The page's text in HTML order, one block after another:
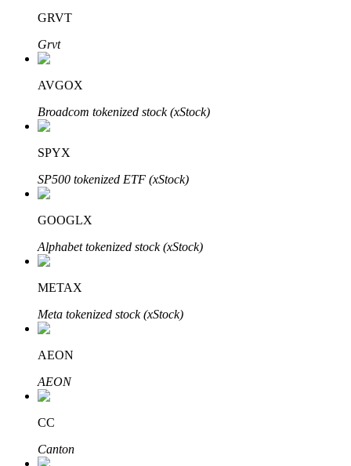
Stake Etmeyi Öğrenin
Pasif gelir kazanma hakkında bilgi edinin
Bitrue
AI
Bitrue Ortakları
GRVT
Grvt
AVGOX
Broadcom tokenized stock (xStock)
SPYX
SP500 tokenized ETF (xStock)
GOOGLX
Alphabet tokenized stock (xStock)
METAX
Meta tokenized stock (xStock)
AEON
AEON
CC
Canton